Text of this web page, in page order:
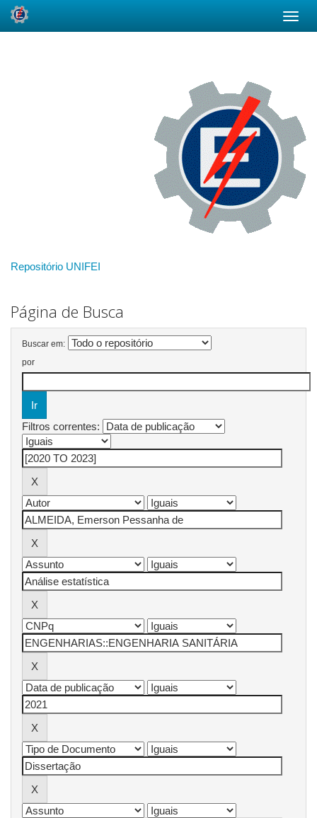
Repositório UNIFEI
Página de Busca
Buscar em:
por
Filtros correntes: